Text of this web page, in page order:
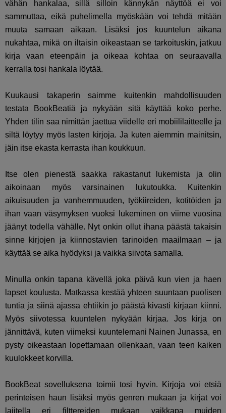
vähän hankalaa, sillä silloin kännykän näyttöä ei voi
sammuttaa, eikä puhelimella myöskään voi tehdä mitään
muuta samaan aikaan. Lisäksi jos kuuntelun aikana
nukahtaa, mikä on iltaisin oikeastaan se tarkoituskin, jatkuu
kirja vaan eteenpäin ja oikeaa kohtaa on seuraavalla
kerralla tosi hankala löytää.
Kuukausi takaperin saimme kuitenkin mahdollisuuden
testata BookBeatiä ja nykyään sitä käyttää koko perhe.
Yhden tilin saa nimittän jaettua viidelle eri mobiililaitteelle ja
siltä löytyy myös lasten kirjoja. Ja kuten aiemmin mainitsin,
jäin itse ekasta kerrasta ihan koukkuun.
Itse olen pienestä saakka rakastanut lukemista ja olin
aikoinaan myös varsinainen lukutoukka. Kuitenkin
aikuisuuden ja vanhemmuuden, työkiireiden, kotitöiden ja
ihan vaan väsymyksen vuoksi lukeminen on viime vuosina
jäänyt todella vähälle. Nyt onkin ollut ihana päästä takaisin
sinne kirjojen ja kiinnostavien tarinoiden maailmaan – ja
käyttää se aika hyödyksi ja vaikka siivota samalla.
Minulla onkin tapana kävellä joka päivä kun vien ja haen
lapset koulusta. Matkassa kestää yhteen suuntaan puolisen
tuntia ja siinä ajassa ehtiikin jo päästä kivasti kirjaan kiinni.
Myös siivotessa kuuntelen nykyään kirjaa. Jos kirja on
jännittävä, kuten viimeksi kuuntelemani Nainen Junassa, en
pysty oikeastaan lopettamaan ollenkaan, vaan teen kaiken
kuulokkeet korvilla.
BookBeat sovelluksena toimii tosi hyvin. Kirjoja voi etsiä
perinteisen haun lisäksi myös genren mukaan ja kirjat voi
lajitella eri filttereiden mukaan vaikkapa muiden